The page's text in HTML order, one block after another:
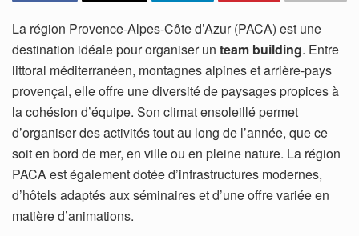
La région Provence-Alpes-Côte d’Azur (PACA) est une
destination idéale pour organiser un team building. Entre
littoral méditerranéen, montagnes alpines et arrière-pays
provençal, elle offre une diversité de paysages propices à
la cohésion d’équipe. Son climat ensoleillé permet
d’organiser des activités tout au long de l’année, que ce
soit en bord de mer, en ville ou en pleine nature. La région
PACA est également dotée d’infrastructures modernes,
d’hôtels adaptés aux séminaires et d’une offre variée en
matière d’animations.